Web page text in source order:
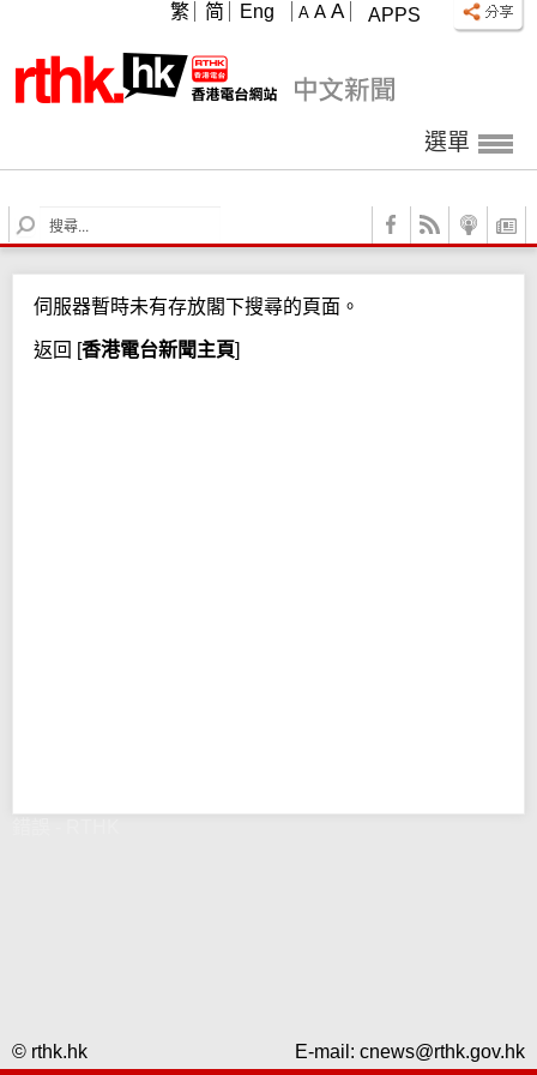
APPS
A A A
繁 简 Eng
選單
S
e
c
h
伺服器暫時未有存放閣下搜尋的頁面。
返回 [香港電台新聞主頁]
© rthk.hk E-mail: cnews@rthk.gov.hk